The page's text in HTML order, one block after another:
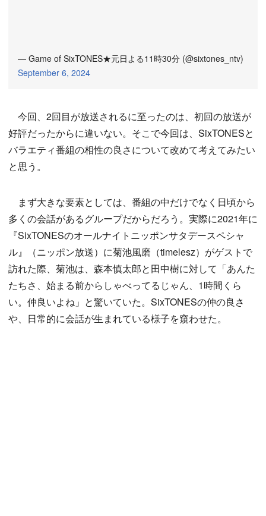
— Game of SixTONES★元日よる11時30分 (@sixtones_ntv)
September 6, 2024
今回、2回目が放送されるに至ったのは、初回の放送が
好評だったからに違いない。そこで今回は、SixTONESと
バラエティ番組の相性の良さについて改めて考えてみたい
と思う。
まず大きな要素としては、番組の中だけでなく日頃から
多くの会話があるグループだからだろう。実際に2021年に
『SixTONESのオールナイトニッポンサタデースペシャ
ル』（ニッポン放送）に菊池風磨（timelesz）がゲストで
訪れた際、菊池は、森本慎太郎と田中樹に対して「あんた
たちさ、始まる前からしゃべってるじゃん、1時間くら
い。仲良いよね」と驚いていた。SixTONESの仲の良さ
や、日常的に会話が生まれている様子を窺わせた。